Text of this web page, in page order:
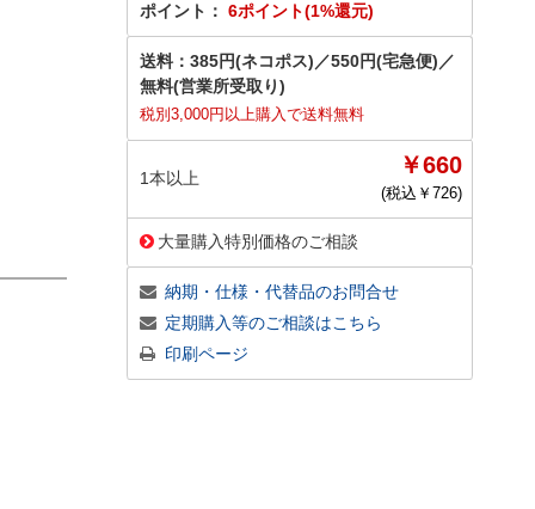
ポイント： 6ポイント(1%還元)
送料： 385円(ネコポス) ／550円(宅急便) ／
無料(営業所受取り)
税別3,000円以上購入で送料無料
1本以上 ￥660
(税込￥ 726)
大量購入特別価格のご相談
納期・仕様・代替品のお問合せ
定期購入等のご相談はこちら
印刷ページ